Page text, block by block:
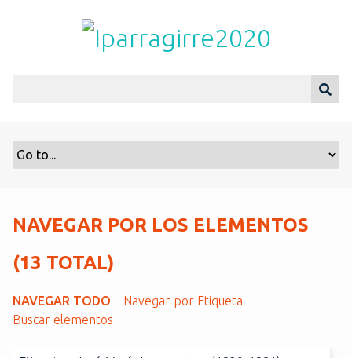
NAVEGAR POR LOS ELEMENTOS
(13 TOTAL)
NAVEGAR TODO
Navegar por Etiqueta
Buscar elementos